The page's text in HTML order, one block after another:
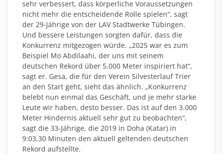
sehr verbessert, dass körperliche Voraussetzungen
nicht mehr die entscheidende Rolle spielen“, sagt
der 29-Jährige von der LAV Stadtwerke Tübingen.
Und bessere Leistungen sorgten dafür, dass die
Konkurrenz mitgezogen würde. „2025 war es zum
Beispiel Mo Abdilaahi, der uns mit seinem
deutschen Rekord über 5.000 Meter inspiriert hat“,
sagt er. Gesa, die für den Verein Silvesterlauf Trier
an den Start geht, sieht das ähnlich. „Konkurrenz
belebt nun einmal das Geschäft, und je mehr starke
Leute wir haben, desto besser. Das ist auf den 3.000
Meter Hindernis aktuell sehr gut zu beobachten“,
sagt die 33-Jährige, die 2019 in Doha (Katar) in
9:03,30 Minuten den aktuell geltenden deutschen
Rekord aufstellte.